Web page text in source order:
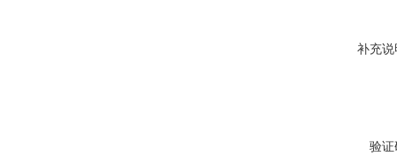
补充说
验证